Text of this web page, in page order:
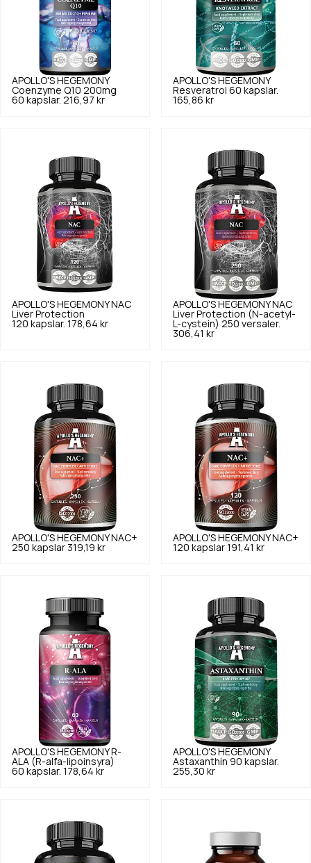
APOLLO'S HEGEMONY
Coenzyme Q10 200mg
60 kapslar. 216,97 kr
APOLLO'S HEGEMONY
Resveratrol 60 kapslar.
165,86 kr
APOLLO'S HEGEMONY NAC
Liver Protection
120 kapslar. 178,64 kr
APOLLO'S HEGEMONY NAC
Liver Protection (N-acetyl-
L-cystein) 250 versaler.
306,41 kr
APOLLO'S HEGEMONY NAC+
250 kapslar 319,19 kr
APOLLO'S HEGEMONY NAC+
120 kapslar 191,41 kr
APOLLO'S HEGEMONY R-
ALA (R-alfa-lipoinsyra)
60 kapslar. 178,64 kr
APOLLO'S HEGEMONY
Astaxanthin 90 kapslar.
255,30 kr